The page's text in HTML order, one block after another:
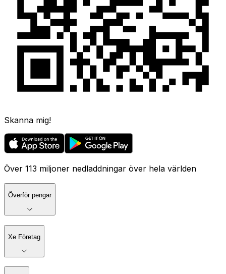
Skanna mig!
Över 113 miljoner nedladdningar över hela världen
Överför pengar
Xe Företag